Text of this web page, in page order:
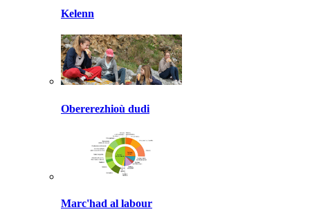
Kelenn
Obererezhioù dudi
Marc'had al labour